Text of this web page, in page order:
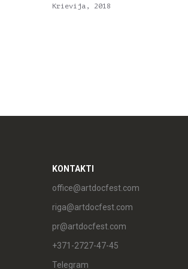
Krievija, 2018
KONTAKTI
office@artdocfest.com
riga@artdocfest.com
pr@artdocfest.com
+371-2727-47-45
Telegram